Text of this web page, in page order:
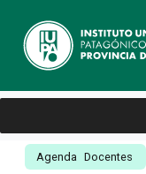
Agenda Docentes